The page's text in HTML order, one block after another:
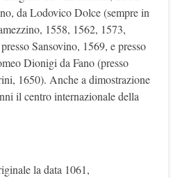
da Lodovico Dolce (sempre in
1558, 1562, 1573,
Sansovino, 1569, e presso
Dionigi da Fano (presso
1650). Anche a dimostrazione
il centro internazionale della
la data 1061,